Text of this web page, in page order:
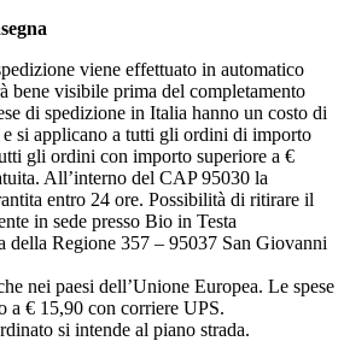
viene effettuato in automatico
bene visibile prima del completamento
di spedizione in Italia hanno un costo di
si applicano a tutti gli ordini di importo
gli ordini con importo superiore a €
All’interno del CAP 95030 la
entro 24 ore. Possibilità di ritirare il
in sede presso Bio in Testa
Regione 357 – 95037 San Giovanni
nei paesi dell’Unione Europea. Le spese
a € 15,90 con corriere UPS.
si intende al piano strada.